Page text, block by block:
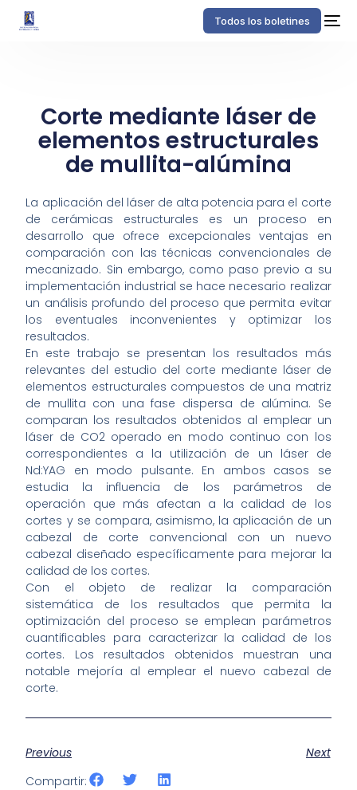
Todos los boletines
Corte mediante láser de
elementos estructurales
de mullita-alúmina
La aplicación del láser de alta potencia para el corte
de cerámicas estructurales es un proceso en
desarrollo que ofrece excepcionales ventajas en
comparación con las técnicas convencionales de
mecanizado. Sin embargo, como paso previo a su
implementación industrial se hace necesario realizar
un análisis profundo del proceso que permita evitar
los eventuales inconvenientes y optimizar los
resultados.
En este trabajo se presentan los resultados más
relevantes del estudio del corte mediante láser de
elementos estructurales compuestos de una matriz
de mullita con una fase dispersa de alúmina. Se
comparan los resultados obtenidos al emplear un
láser de CO2 operado en modo continuo con los
correspondientes a la utilización de un láser de
Nd:YAG en modo pulsante. En ambos casos se
estudia la influencia de los parámetros de
operación que más afectan a la calidad de los
cortes y se compara, asimismo, la aplicación de un
cabezal de corte convencional con un nuevo
cabezal diseñado específicamente para mejorar la
calidad de los cortes.
Con el objeto de realizar la comparación
sistemática de los resultados que permita la
optimización del proceso se emplean parámetros
cuantificables para caracterizar la calidad de los
cortes. Los resultados obtenidos muestran una
notable mejoría al emplear el nuevo cabezal de
corte.
Previous
Next
Compartir: